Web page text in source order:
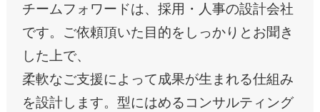
チームフォワードは、採用・人事の設計会社
です。ご依頼頂いた目的をしっかりとお聞き
した上で、
柔軟なご支援によって成果が生まれる仕組み
を設計します。型にはめるコンサルティング